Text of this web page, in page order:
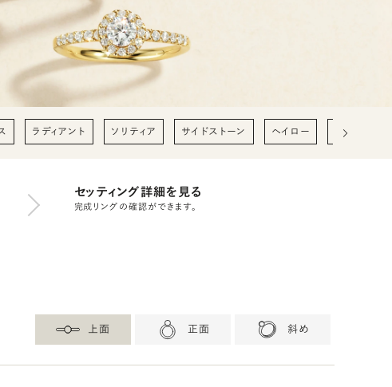
ラディアント ソリティア サイドストーン ヘイロー 0.2ct
セッティング詳細を見る
完成リングの確認ができます。
上面 正面 斜め